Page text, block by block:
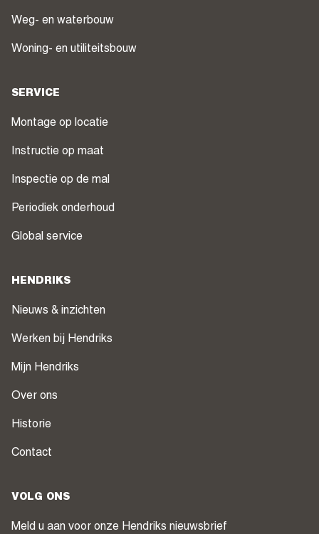
Weg- en waterbouw
Woning- en utiliteitsbouw
SERVICE
Montage op locatie
Instructie op maat
Inspectie op de mal
Periodiek onderhoud
Global service
HENDRIKS
Nieuws & inzichten
Werken bij Hendriks
Mijn Hendriks
Over ons
Historie
Contact
VOLG ONS
Meld u aan voor onze Hendriks nieuwsbrief